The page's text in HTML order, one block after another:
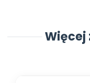
Więcej